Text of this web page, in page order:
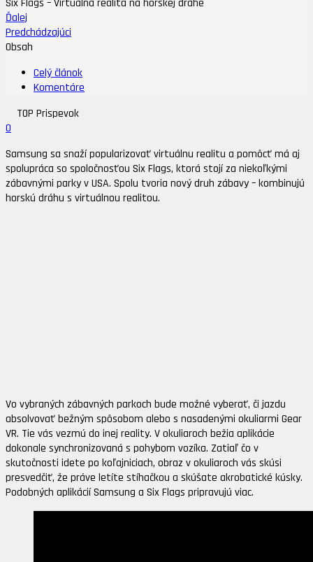
Six Flags – Virtuálna realita na horskej dráhe
Ďalej
Predchádzajúci
Obsah
Celý článok
Komentáre
TOP Prispevok
0
Samsung sa snaží popularizovať virtuálnu realitu a pomôcť má aj
spolupráca so spoločnosťou Six Flags, ktorá stojí za niekoľkými
zábavnými parky v USA. Spolu tvoria nový druh zábavy – kombinujú
horskú dráhu s virtuálnou realitou.
Vo vybraných zábavných parkoch bude možné vyberať, či jazdu
absolvovať bežným spôsobom alebo s nasadenými okuliarmi Gear
VR. Tie vás vezmú do inej reality. V okuliaroch bežia aplikácie
dokonale synchronizovaná s pohybom vozíka. Zatiaľ čo v
skutočnosti idete po koľajniciach, obraz v okuliaroch vás skúsi
presvedčiť, že práve letíte stíhačkou a skúšate akrobatické kúsky.
Podobných aplikácií Samsung a Six Flags pripravujú viac.